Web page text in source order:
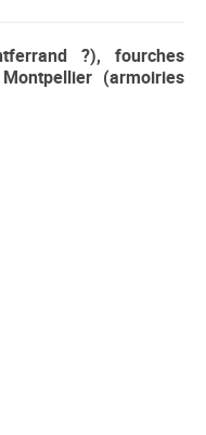
?), fourches
(armoiries